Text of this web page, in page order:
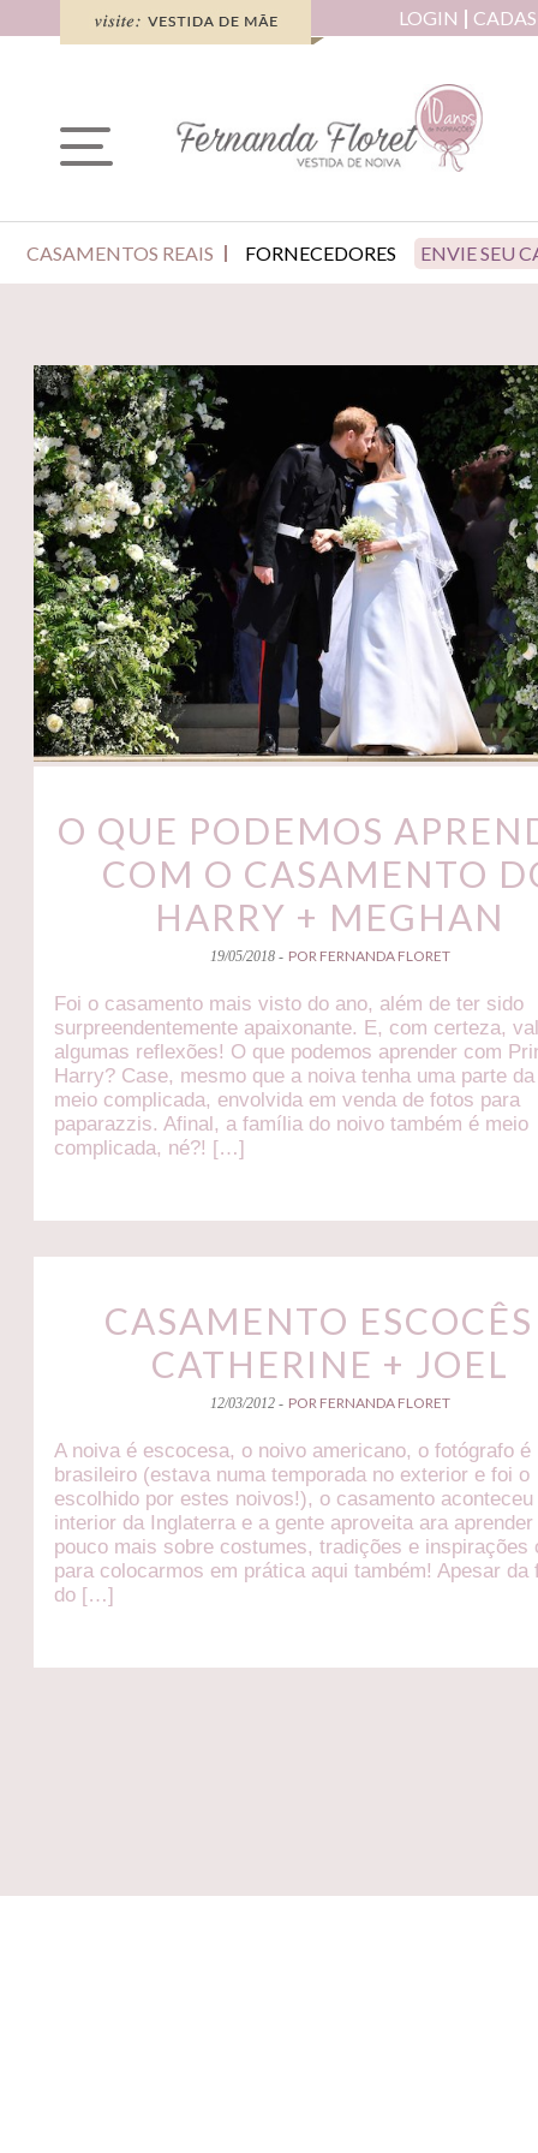
LOGIN
CASAMENTOS REAIS FORNECEDORES ENVIE SEU
O QUE PODEMOS
COM O CASAMENTO
HARRY + MEGHAN
19/05/2018 - POR FERNANDA FLORET
Foi o casamento mais visto do ano, além de ter sido
surpreendentemente apaixonante. E, com certeza,
algumas reflexões! O que podemos aprender com
Harry? Case, mesmo que a noiva tenha uma parte
meio complicada, envolvida em venda de fotos para
paparazzis. Afinal, a família do noivo também é meio
complicada, né?! […]
CASAMENTO
CATHERINE + JOEL
12/03/2012 - POR FERNANDA FLORET
A noiva é escocesa, o noivo americano, o fotógrafo é
brasileiro (estava numa temporada no exterior e foi o
escolhido por estes noivos!), o casamento aconteceu
interior da Inglaterra e a gente aproveita ara
pouco mais sobre costumes, tradições e inspirações
para colocarmos em prática aqui também! Apesar da
do […]